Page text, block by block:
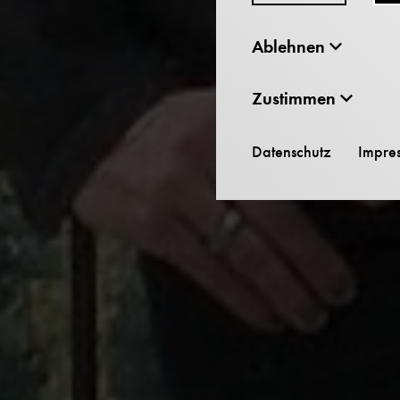
Ablehnen
Zustimmen
Datenschutz